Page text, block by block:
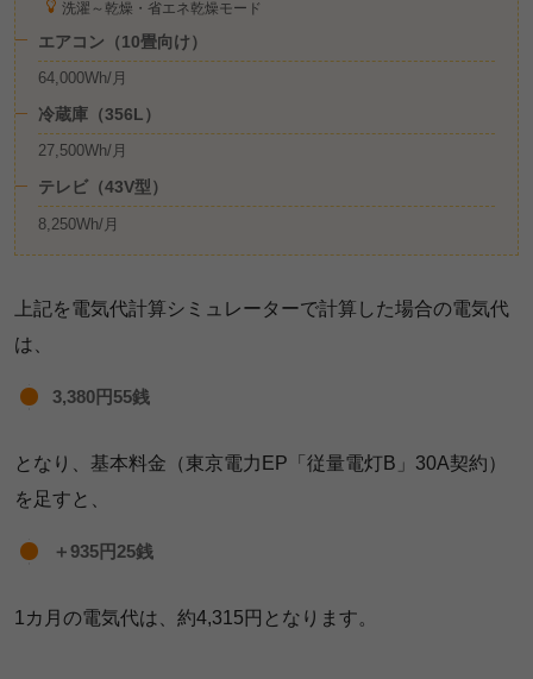
洗濯～乾燥・省エネ乾燥モード
エアコン（10畳向け）
64,000Wh/月
冷蔵庫（356L）
27,500Wh/月
テレビ（43V型）
8,250Wh/月
上記を電気代計算シミュレーターで計算した場合の電気代
は、
3,380円55銭
となり、基本料金（東京電力EP「従量電灯B」30A契約）
を足すと、
＋935円25銭
1カ月の電気代は、約4,315円となります。